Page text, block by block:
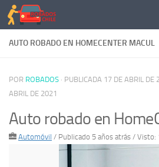
Saltar al contenido
AUTO ROBADO EN HOMECENTER MACUL
POR ROBADOS · PUBLICADA 17 DE ABRIL DE
ABRIL DE 2021
Auto robado en
Automóvil / Publicado 5 años atrás / Visto: